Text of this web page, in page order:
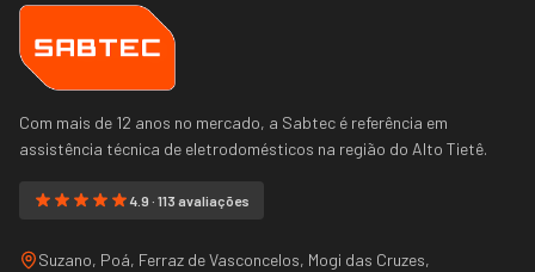
Com mais de 12 anos no mercado, a Sabtec é referência em
assistência técnica de eletrodomésticos na região do Alto Tietê.
4.9 · 113 avaliações
Suzano, Poá, Ferraz de Vasconcelos, Mogi das Cruzes,